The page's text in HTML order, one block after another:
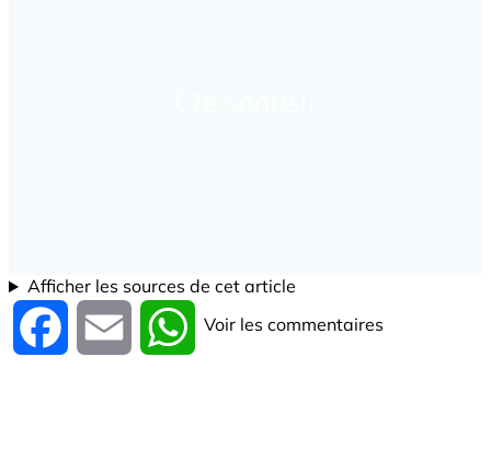
Afficher les sources de cet article
Facebook Email WhatsApp
Voir les commentaires